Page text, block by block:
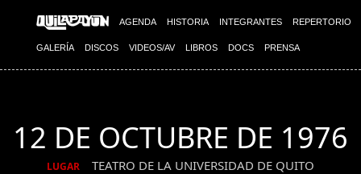
AGENDA HISTORIA INTEGRANTES REPERTORIO
GALERÍA DISCOS VIDEOS/AV LIBROS DOCS PRENSA
12 DE OCTUBRE DE 1976
LUGAR TEATRO DE LA UNIVERSIDAD DE QUITO